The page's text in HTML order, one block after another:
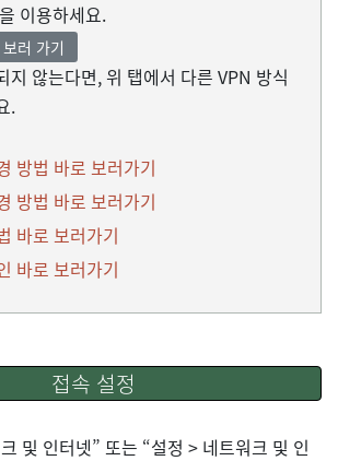
이용하세요.
러 가기
지 않는다면, 위 탭에서 다른 VPN 방식
.
방법 바로 보러가기
방법 바로 보러가기
바로 보러가기
바로 보러가기
접속 설정
및 인터넷” 또는 “설정 > 네트워크 및 인